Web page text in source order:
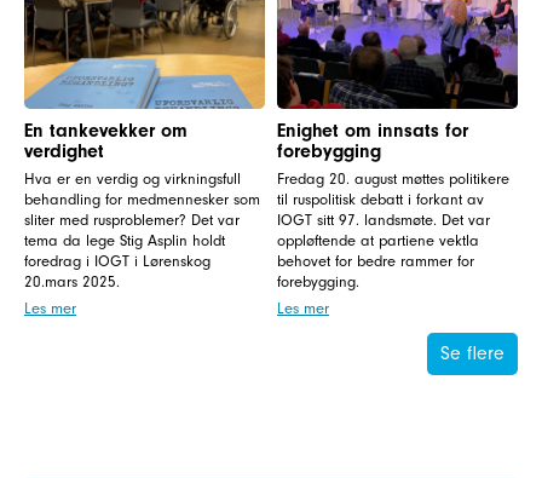
En tankevekker om
verdighet
Hva er en verdig og virkningsfull
behandling for medmennesker som
sliter med rusproblemer? Det var
tema da lege Stig Asplin holdt
foredrag i IOGT i Lørenskog
20.mars 2025.
Les mer
Enighet om innsats for
forebygging
Fredag 20. august møttes politikere
til ruspolitisk debatt i forkant av
IOGT sitt 97. landsmøte. Det var
oppløftende at partiene vektla
behovet for bedre rammer for
forebygging.
Les mer
Se flere